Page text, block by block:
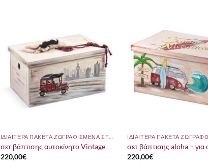
σετ βάπτισης αυτοκίνητο Vintage
220,00€
σετ βάπτισης aloha – για
220,00€